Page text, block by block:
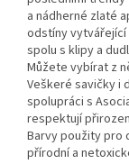
a nádherné zlaté
odstíny
spolu s klipy a
Můžete vybírat z
Veškeré savičky i
spolupráci s
respektují
Barvy použity pro
přírodní a